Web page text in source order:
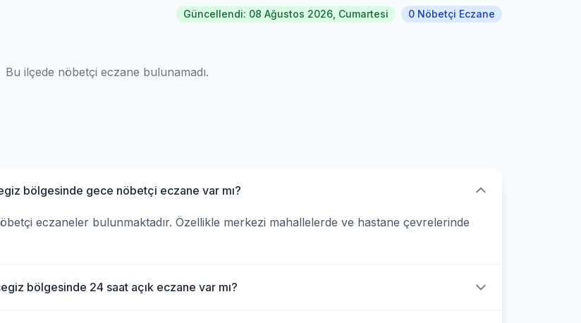
Güncellendi: 08 Ağustos 2026, Cumartesi 0 Nöbetçi Eczane
Bu ilçede nöbetçi eczane bulunamadı.
bölgesinde gece nöbetçi eczane var mı?
eczaneler bulunmaktadır. Özellikle merkezi mahallelerde ve hastane çevrelerinde
bölgesinde 24 saat açık eczane var mı?